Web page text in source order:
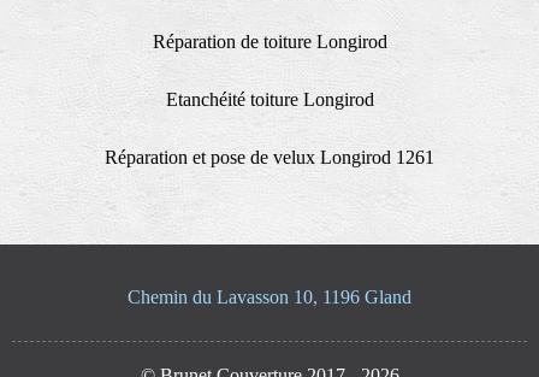
Réparation de toiture Longirod
Etanchéité toiture Longirod
Réparation et pose de velux Longirod 1261
Chemin du Lavasson 10, 1196 Gland